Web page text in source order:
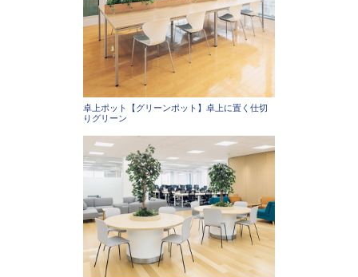
卓上ポット【グリーンポット】卓上に置く仕切
りグリーン